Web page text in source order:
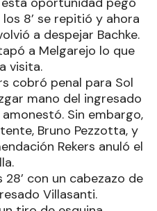
8’ se repitió y ahora
a despejar Bachke.
a Melgarejo lo que
visita.
cobró penal para Sol
mano del ingresado
Sin embargo,
Bruno Pezzotta, y
Rekers anuló el
con un cabezazo de
Villasanti.